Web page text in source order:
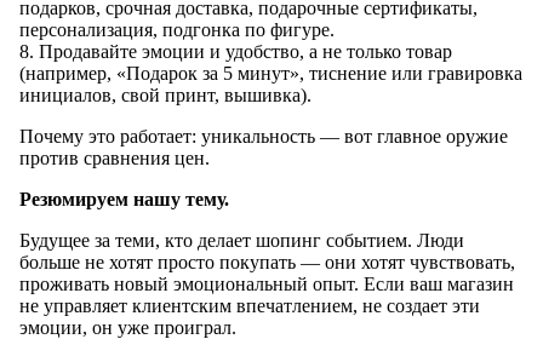
подарков, срочная доставка, подарочные сертификаты,
персонализация, подгонка по фигуре.
8. Продавайте эмоции и удобство, а не только товар
(например, «Подарок за 5 минут», тиснение или гравировка
инициалов, свой принт, вышивка).
Почему это работает: уникальность — вот главное оружие
против сравнения цен.
Резюмируем нашу тему.
Будущее за теми, кто делает шопинг событием. Люди
больше не хотят просто покупать — они хотят чувствовать,
проживать новый эмоциональный опыт. Если ваш магазин
не управляет клиентским впечатлением, не создает эти
эмоции, он уже проиграл.